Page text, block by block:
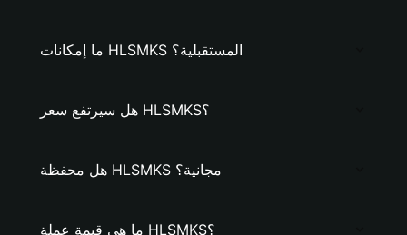
ما إمكانات HLSMKS المستقبلية؟
هل سيرتفع سعر HLSMKS؟
هل محفظة HLSMKS مجانية؟
ما هي قيمة عملة HLSMKS؟